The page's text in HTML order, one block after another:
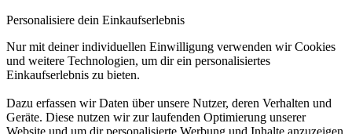
Personalisiere dein Einkaufserlebnis
Nur mit deiner individuellen Einwilligung verwenden wir Cookies
und weitere Technologien, um dir ein personalisiertes
Einkaufserlebnis zu bieten.
Dazu erfassen wir Daten über unsere Nutzer, deren Verhalten und
Geräte. Diese nutzen wir zur laufenden Optimierung unserer
Website und um dir personalisierte Werbung und Inhalte anzuzeigen